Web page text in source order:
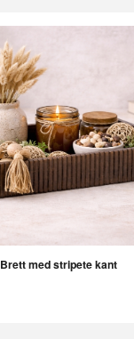
Brett med stripete kant